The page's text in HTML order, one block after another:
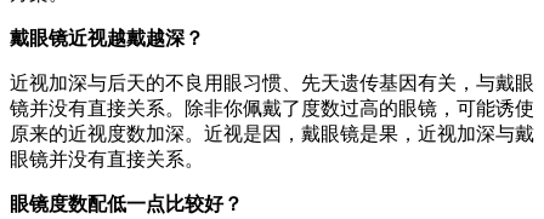
戴眼镜近视越戴越深？
近视加深与后天的不良用眼习惯、先天遗传基因有关，与戴眼
镜并没有直接关系。除非你佩戴了度数过高的眼镜，可能诱使
原来的近视度数加深。近视是因，戴眼镜是果，近视加深与戴
眼镜并没有直接关系。
眼镜度数配低一点比较好？